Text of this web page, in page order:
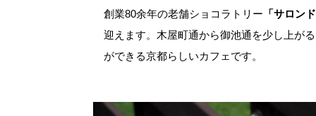
創業80余年の老舗ショコラトリー 「サロン
迎えます。木屋町通から御池通を少し上が
ができる京都らしいカフェです。